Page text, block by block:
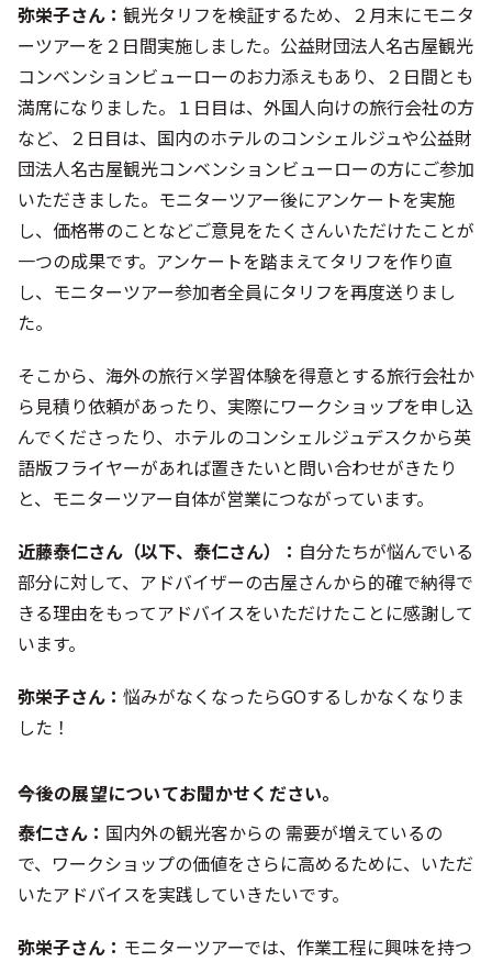
弥栄子さん： 観光タリフを検証するため、２月末にモニタ
ーツアーを２日間実施しました。公益財団法人名古屋観光
コンベンションビューローのお力添えもあり、２日間とも
満席になりました。１日目は、外国人向けの旅行会社の方
など、２日目は、国内のホテルのコンシェルジュや公益財
団法人名古屋観光コンベンションビューローの方にご参加
いただきました。モニターツアー後にアンケートを実施
し、価格帯のことなどご意見をたくさんいただけたことが
一つの成果です。アンケートを踏まえてタリフを作り直
し、モニターツアー参加者全員にタリフを再度送りまし
た。
そこから、海外の旅行×学習体験を得意とする旅行会社か
ら見積り依頼があったり、実際にワークショップを申し込
んでくださったり、ホテルのコンシェルジュデスクから英
語版フライヤーがあれば置きたいと問い合わせがきたり
と、モニターツアー自体が営業につながっています。
近藤泰仁さん（以下、泰仁さん）： 自分たちが悩んでいる
部分に対して、アドバイザーの古屋さんから的確で納得で
きる理由をもってアドバイスをいただけたことに感謝して
います。
弥栄子さん： 悩みがなくなったらGOするしかなくなりま
した！
――今後の展望についてお聞かせください。
泰仁さん： 国内外の観光客からの 需要が増えているの
で、ワークショップの価値をさらに高めるために、いただ
いたアドバイスを実践していきたいです。
弥栄子さん： モニターツアーでは、作業工程に興味を持つ